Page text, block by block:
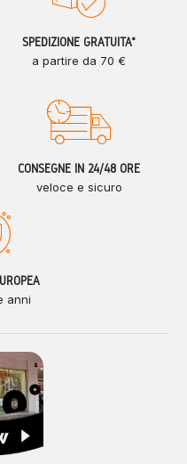
SPEDIZIONE GRATUITA*
a partire da 70 €
CONSEGNE IN 24/48 ORE
veloce e sicuro
anni